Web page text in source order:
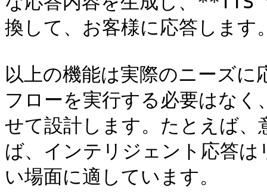
換して、お客様に応答します
以上の機能は実際のニーズ
フローを実行する必要はな
せて設計します。たとえば
ば、インテリジェント応答
い場面に適しています。